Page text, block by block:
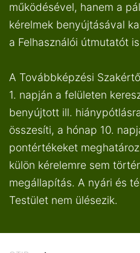
működésével, hanem a
kérelmek benyújtásával
a Felhasználói útmutatót
A Továbbképzési
1. napján a felületen
benyújtott ill.
összesíti, a hónap 10.
pontértékeket
külön kérelemre sem
megállapítás. A nyári és
Testület nem ülésezik.